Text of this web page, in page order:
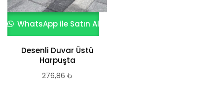
WhatsApp ile Satın Al
Desenli Duvar Üstü
Harpuşta
276,86 ₺